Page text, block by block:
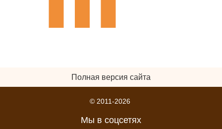
Полная версия сайта
© 2011-2026
Мы в соцсетях